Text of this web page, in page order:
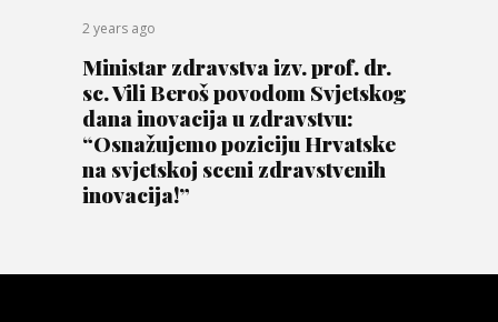
2 years ago
Ministar zdravstva izv. prof. dr.
sc. Vili Beroš povodom Svjetskog
dana inovacija u zdravstvu:
“Osnažujemo poziciju Hrvatske
na svjetskoj sceni zdravstvenih
inovacija!”